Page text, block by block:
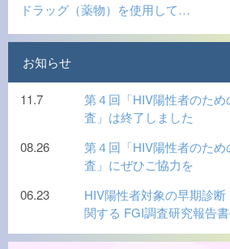
ドラッグ（薬物）を使用して…
お知らせ
11.7
第４回「HIV陽性者のため
査」は終了しました
08.26
第４回「HIV陽性者のため
査」にぜひご協力を
06.23
HIV陽性者対象の早期診断
関する FGI調査研究報告